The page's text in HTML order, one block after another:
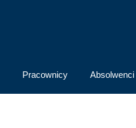
Pracownicy Absolwenci